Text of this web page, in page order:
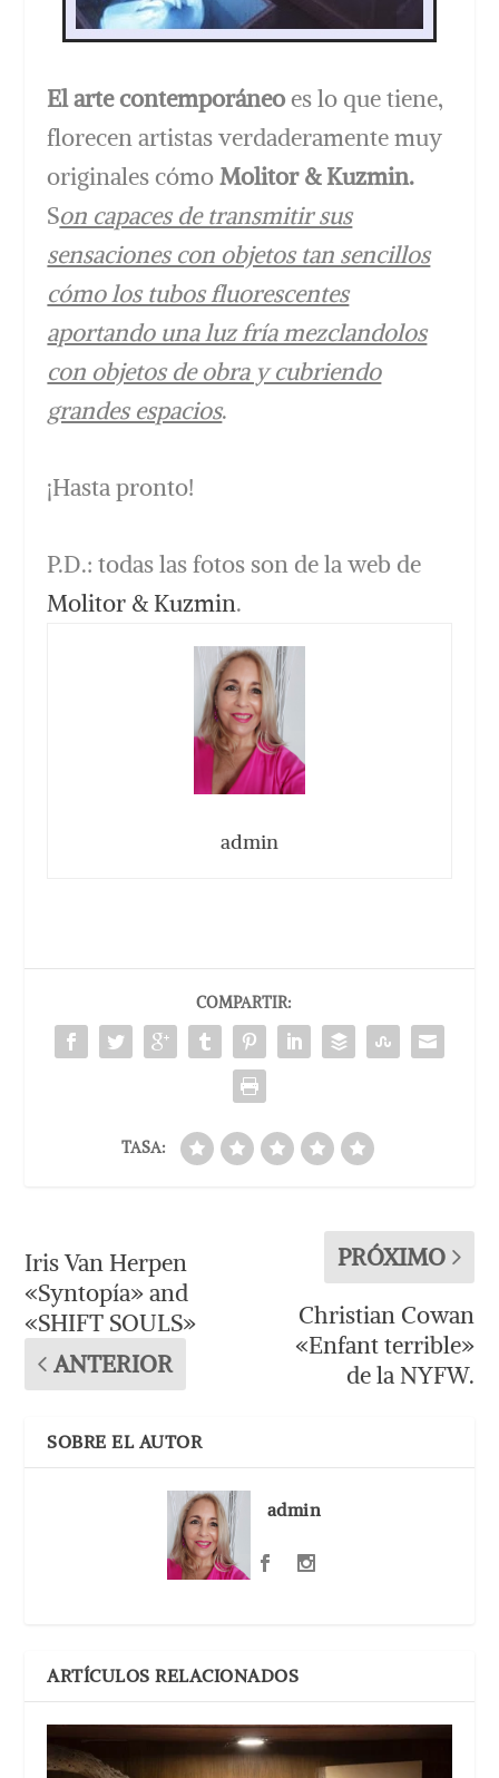
El arte contemporáneoes lo que tiene,
florecen artistas verdaderamente muy
originales cómoMolitor & Kuzmin.
Son capaces de transmitir sus
sensaciones con objetos tan sencillos
cómo los tubos fluorescentes
aportando una luz fría mezclandolos
con objetos de obra y cubriendo
grandes espacios.
¡Hasta pronto!
P.D.: todas las fotos son de la web de
Molitor & Kuzmin.
admin
COMPARTIR:
TASA:
Iris Van Herpen
«Syntopía» and
«SHIFT SOULS»
ANTERIOR
PRÓXIMO
Christian Cowan
«Enfant terrible»
de la NYFW.
SOBRE EL AUTOR
admin
ARTÍCULOS RELACIONADOS